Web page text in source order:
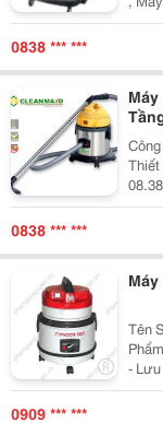
Bụi
0838 *** ***
Thiết
Hút
0838 *** ***
Tên
-
Tích
0909 *** ***